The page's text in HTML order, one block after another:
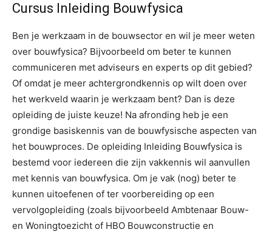
Cursus Inleiding Bouwfysica
Ben je werkzaam in de bouwsector en wil je meer weten
over bouwfysica? Bijvoorbeeld om beter te kunnen
communiceren met adviseurs en experts op dit gebied?
Of omdat je meer achtergrondkennis op wilt doen over
het werkveld waarin je werkzaam bent? Dan is deze
opleiding de juiste keuze! Na afronding heb je een
grondige basiskennis van de bouwfysische aspecten van
het bouwproces. De opleiding Inleiding Bouwfysica is
bestemd voor iedereen die zijn vakkennis wil aanvullen
met kennis van bouwfysica. Om je vak (nog) beter te
kunnen uitoefenen of ter voorbereiding op een
vervolgopleiding (zoals bijvoorbeeld Ambtenaar Bouw-
en Woningtoezicht of HBO Bouwconstructie en